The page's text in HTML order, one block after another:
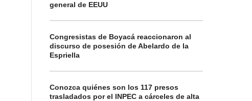
general de EEUU
Congresistas de Boyacá reaccionaron al
discurso de posesión de Abelardo de la
Espriella
Conozca quiénes son los 117 presos
trasladados por el INPEC a cárceles de alta